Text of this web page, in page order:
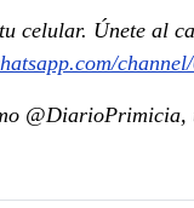
celular. Únete al
@DiarioPrimicia,